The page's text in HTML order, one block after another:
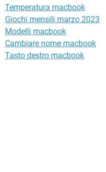
Temperatura macbook
Giochi mensili marzo 2023
Modelli macbook
Cambiare nome macbook
Tasto destro macbook